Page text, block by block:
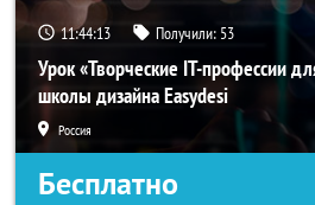
11:44:12 Получили: 53
Урок «Творческие IT-профессии
школы дизайна Easydesi
Россия
Бесплатно